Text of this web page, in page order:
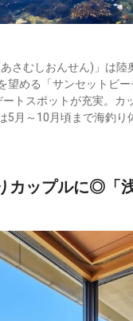
さむしおんせん)」は陸
望める「サンセットビ
トスポットが充実。
5月～10月頃まで海釣
カップルに◎「